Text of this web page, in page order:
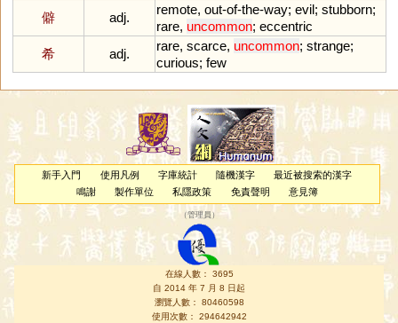
僻
adj.
remote, out-of-the-way; evil; stubborn;
rare, uncommon; eccentric
希
adj.
rare, scarce, uncommon; strange;
curious; few
新手入門 使用凡例 字庫統計 隨機漢字
最近被搜索的漢字
鳴謝
製作單位 私隱政策 免責聲明 意見簿
（管理員 ）
在線人數： 3695
自 2014 年 7 月 8 日起
瀏覽人數： 80460598
使用次數： 294642942